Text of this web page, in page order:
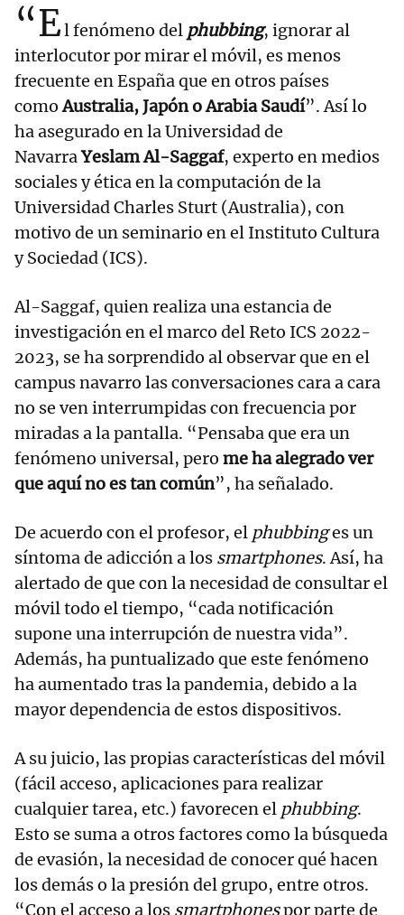
“El fenómeno del phubbing, ignorar al
interlocutor por mirar el móvil, es menos
frecuente en España que en otros países
comoAustralia, Japón o Arabia Saudí”. Así lo
ha asegurado en la Universidad de
NavarraYeslam Al-Saggaf, experto en medios
sociales y ética en la computación de la
Universidad Charles Sturt (Australia), con
motivo de un seminario en el Instituto Cultura
y Sociedad (ICS).
Al-Saggaf, quien realiza una estancia de
investigación en el marco del Reto ICS 2022-
2023, se ha sorprendido al observar que en el
campus navarro las conversaciones cara a cara
no se ven interrumpidas con frecuencia por
miradas a la pantalla. “Pensaba que era un
fenómeno universal, pero me ha alegrado ver
que aquí no es tan común”, ha señalado.
De acuerdo con el profesor, el phubbinges un
síntoma de adicción a los smartphones. Así, ha
alertado de que con la necesidad de consultar el
móvil todo el tiempo, “cada notificación
supone una interrupción de nuestra vida”.
Además, ha puntualizado que este fenómeno
ha aumentado tras la pandemia, debido a la
mayor dependencia de estos dispositivos.
A su juicio, las propias características del móvil
(fácil acceso, aplicaciones para realizar
cualquier tarea, etc.) favorecen el phubbing.
Esto se suma a otros factores como la búsqueda
de evasión, la necesidad de conocer qué hacen
los demás o la presión del grupo, entre otros.
“Con el acceso a los smartphonespor parte de